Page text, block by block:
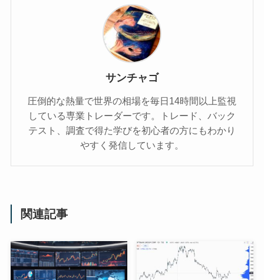
サンチャゴ
圧倒的な熱量で世界の相場を毎日14時間以上監視
している専業トレーダーです。トレード、バック
テスト、調査で得た学びを初心者の方にもわかり
やすく発信しています。
関連記事